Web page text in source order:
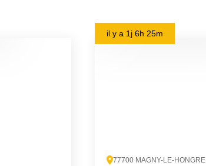
il y a 1j 6h 25m
77700 MAGNY-LE-HONGRE